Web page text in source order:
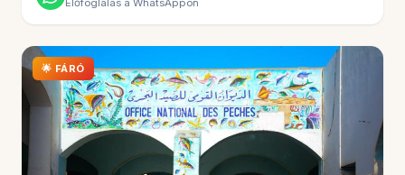
Előfoglalás a WhatsAppon
🌟 FÁRÓ